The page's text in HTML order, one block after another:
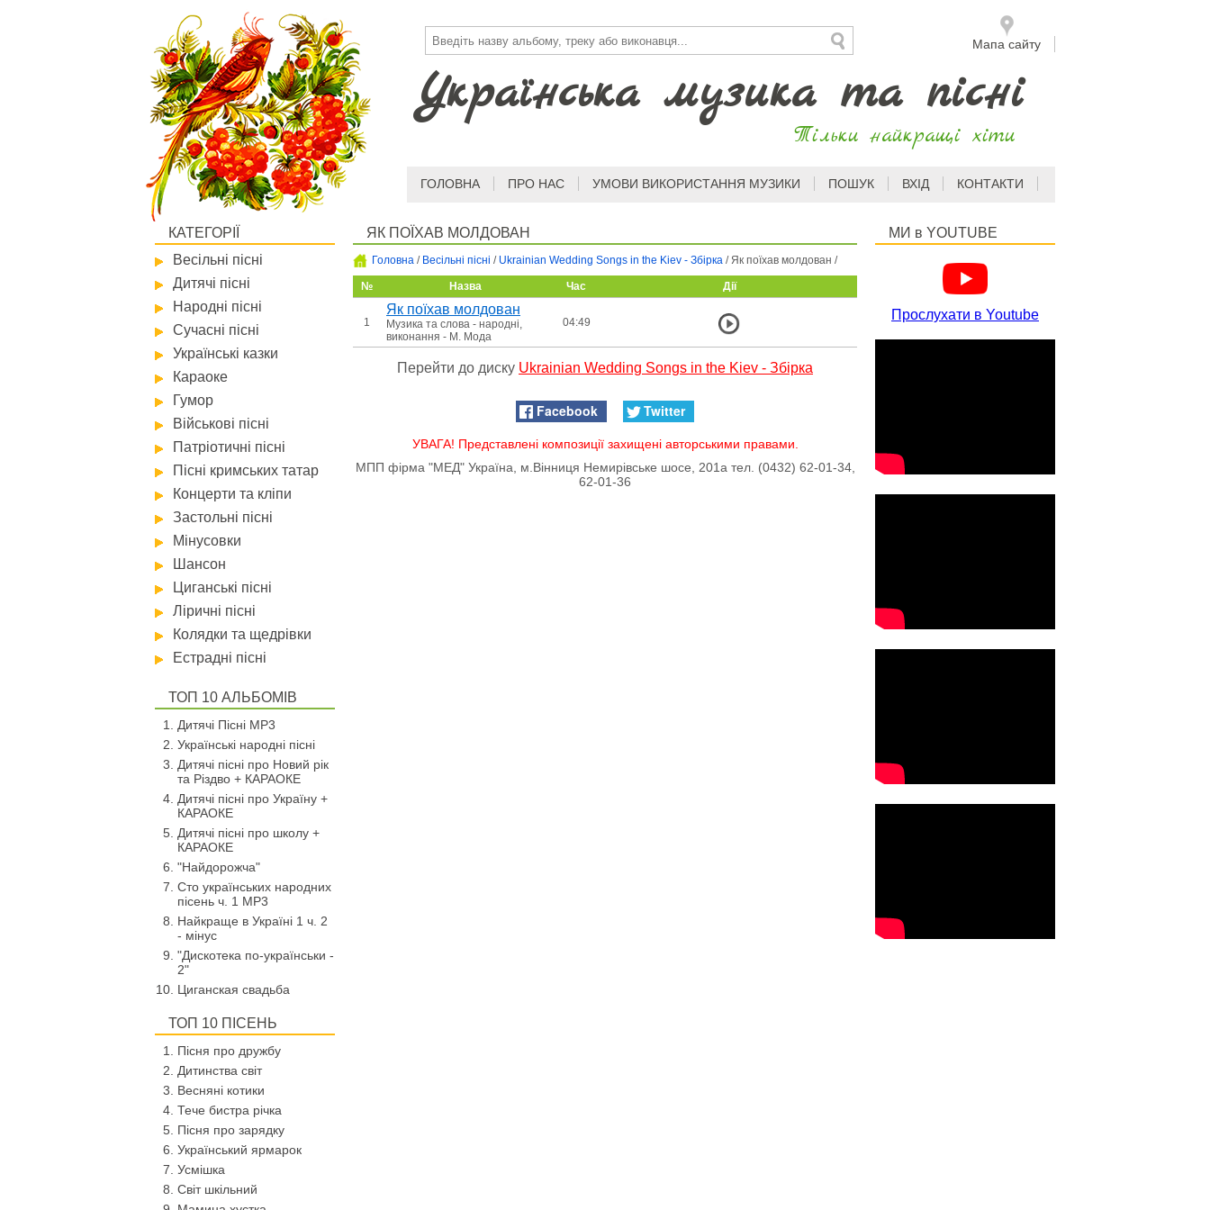
Мапа сайту
Українська музика та пісні
Тільки найкращі хіти
ГОЛОВНА ПРО НАС УМОВИ ВИКОРИСТАННЯ МУЗИКИ ПОШУК ВХІД КОНТАКТИ
КАТЕГОРІЇ
Весільні пісні
Дитячі пісні
Народні пісні
Сучасні пісні
Українські казки
Караоке
Гумор
Військові пісні
Патріотичні пісні
Пісні кримських татар
Концерти та кліпи
Застольні пісні
Мінусовки
Шансон
Циганські пісні
Ліричні пісні
Колядки та щедрівки
Естрадні пісні
ТОП 10 АЛЬБОМІВ
Дитячі Пісні MP3
Українські народні пісні
Дитячі пісні про Новий рік
та Різдво + КАРАОКЕ
Дитячі пісні про Україну +
КАРАОКЕ
Дитячі пісні про школу +
КАРАОКЕ
"Найдорожча"
Сто українських народних
пісень ч. 1 МР3
Найкраще в Україні 1 ч. 2
- мінус
"Дискотека по-українськи -
2"
Циганская свадьба
ТОП 10 ПІСЕНЬ
Пісня про дружбу
Дитинства світ
Весняні котики
Тече бистра річка
Пісня про зарядку
Український ярмарок
Усмішка
Світ шкільний
ЯК ПОЇХАВ МОЛДОВАН
Головна / Весільні пісні / Ukrainian Wedding Songs in the Kiev - Збірка /Як поїхав молдован /
№ Назва Час Дії
1
Як поїхав молдован
Музика та слова - народні,
виконання - М. Мода
04:49
Перейти до диску Ukrainian Wedding Songs in the Kiev - Збірка
Facebook Twitter
УВАГА! Представлені композиції захищені авторськими правами.
МПП фірма "МЕД" Україна, м.Вінниця Немирівське шосе, 201а тел. (0432) 62-01-34,
62-01-36
МИ в YOUTUBE
Прослухати в Youtube